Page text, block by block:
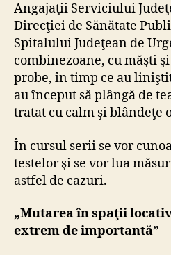
Angajaţii Serviciului
Direcţiei de Sănătate
Spitalului Judeţean de
combinezoane, cu măşti
probe, în timp ce au
au început să plângă de
tratat cu calm şi blândeţe
În cursul serii se vor
testelor şi se vor lua
astfel de cazuri.
„Mutarea în spaţii
extrem de importantă”